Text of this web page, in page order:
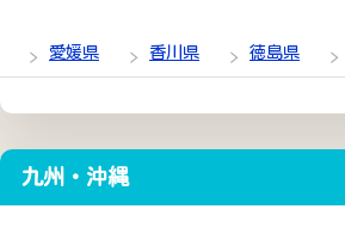
愛媛県 香川県 徳島県
九州・沖縄